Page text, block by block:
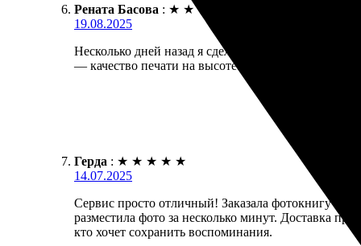
Рената Басова : ★ ★ ★
19.08.2025
Несколько дней назад я сделала заказ на
— качество печати на высоте. Получилось красиво
Герда : ★ ★ ★ ★ ★
14.07.2025
Сервис просто отличный! Заказала фотокнигу
разместила фото за несколько минут. Доставка
кто хочет сохранить воспоминания.